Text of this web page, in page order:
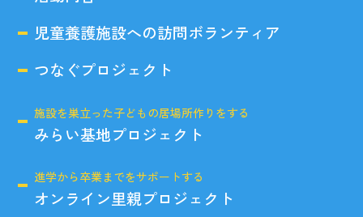
児童養護施設への訪問ボランティア
つなぐプロジェクト
施設を巣立った子どもの居場所作りをする
みらい基地プロジェクト
進学から卒業までをサポートする
オンライン里親プロジェクト